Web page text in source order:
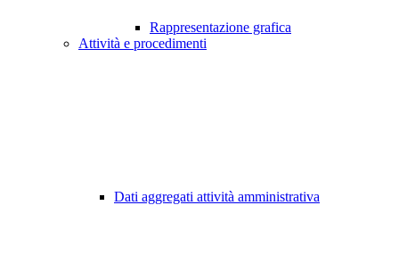
Rappresentazione grafica
Attività e procedimenti
Dati aggregati attività amministrativa